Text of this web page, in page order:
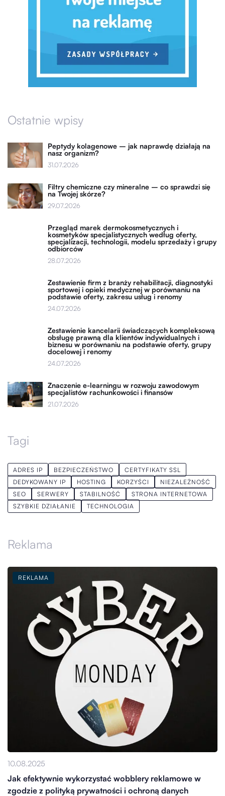
Ostatnie wpisy
Peptydy kolagenowe – jak naprawdę działają na
nasz organizm?
31.07.2026
Filtry chemiczne czy mineralne – co sprawdzi się
na Twojej skórze?
29.07.2026
Przegląd marek dermokosmetycznych i
kosmetyków specjalistycznych według oferty,
specjalizacji, technologii, modelu sprzedaży i grupy
odbiorców
28.07.2026
Zestawienie firm z branży rehabilitacji, diagnostyki
sportowej i opieki medycznej w porównaniu na
podstawie oferty, zakresu usług i renomy
24.07.2026
Zestawienie kancelarii świadczących kompleksową
obsługę prawną dla klientów indywidualnych i
biznesu w porównaniu na podstawie oferty, grupy
docelowej i renomy
24.07.2026
Znaczenie e-learningu w rozwoju zawodowym
specjalistów rachunkowości i finansów
21.07.2026
Tagi
ADRES IP BEZPIECZEŃSTWO
CERTYFIKATY SSL
DEDYKOWANY IP
HOSTING KORZYŚCI
NIEZALEŻNOŚĆ
SEO
SERWERY STABILNOŚĆ
STRONA INTERNETOWA
SZYBKIE DZIAŁANIE
TECHNOLOGIA
Reklama
REKLAMA
10.08.2025
Jak efektywnie wykorzystać wobblery reklamowe w
zgodzie z polityką prywatności i ochroną danych